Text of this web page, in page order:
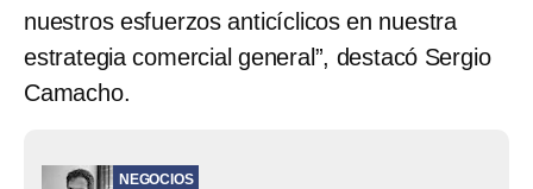
nuestros esfuerzos anticíclicos en nuestra
estrategia comercial general”, destacó Sergio
Camacho.
NEGOCIOS